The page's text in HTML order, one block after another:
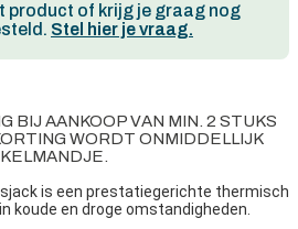
product of krijg je graag nog
Stel hier je vraag.
BIJ AANKOOP VAN MIN. 2 STUKS
WORDT ONMIDDELLIJK
is een prestatiegerichte thermisch
koude en droge omstandigheden.
advies